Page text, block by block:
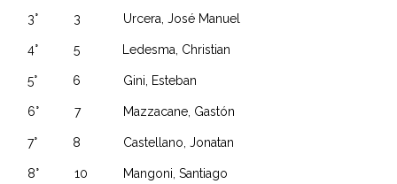
3° 3 Urcera, José Manuel
4° 5 Ledesma, Christian
5° 6 Gini, Esteban
6° 7 Mazzacane, Gastón
7° 8 Castellano, Jonatan
8° 10 Mangoni, Santiago